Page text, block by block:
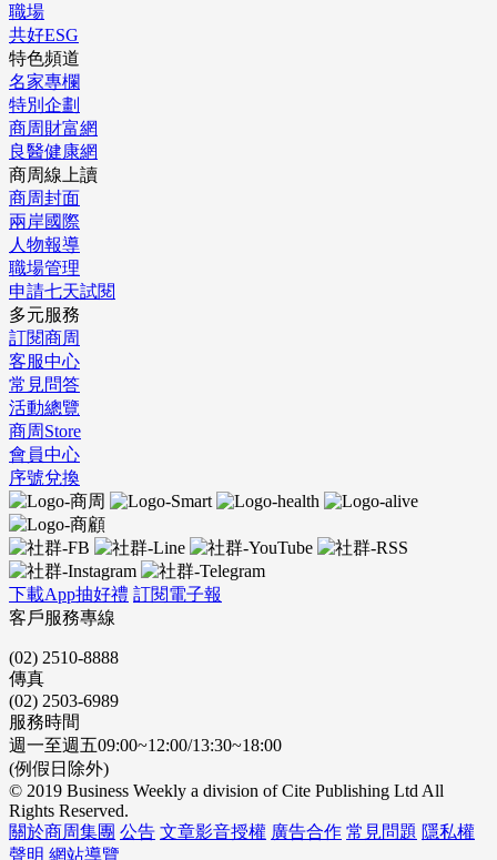
職場
共好ESG
特色頻道
名家專欄
特別企劃
商周財富網
良醫健康網
商周線上讀
商周封面
兩岸國際
人物報導
職場管理
申請七天試閱
多元服務
訂閱商周
客服中心
常見問答
活動總覽
商周Store
會員中心
序號兌換
下載App抽好禮 訂閱電子報
客戶服務專線
(02) 2510-8888
傳真
(02) 2503-6989
服務時間
週一至週五09:00~12:00/13:30~18:00
(例假日除外)
© 2019 Business Weekly a division of Cite Publishing Ltd All
Rights Reserved.
關於商周集團 公告 文章影音授權 廣告合作 常見問題 隱私權
聲明 網站導覽